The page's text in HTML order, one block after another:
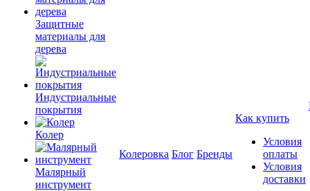
Защитные
материалы для
дерева
Индустриальные
покрытия
Колер
Малярный
инструмент
Колеровка Блог Бренды
Как купить
Условия
оплаты
Условия
доставки